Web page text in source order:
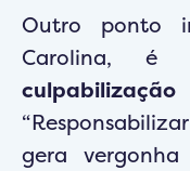
Outro ponto
Carolina, é
gera